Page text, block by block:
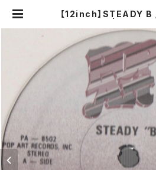
【12inch】STEADY
ASIA